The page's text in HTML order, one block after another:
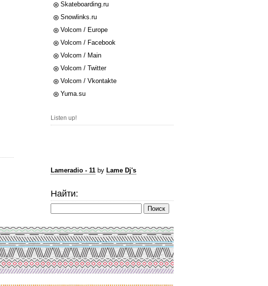
Skateboarding.ru
Snowlinks.ru
Volcom / Europe
Volcom / Facebook
Volcom / Main
Volcom / Twitter
Volcom / Vkontakte
Yuma.su
Listen up!
Lameradio - 11 by Lame Dj's
Найти: